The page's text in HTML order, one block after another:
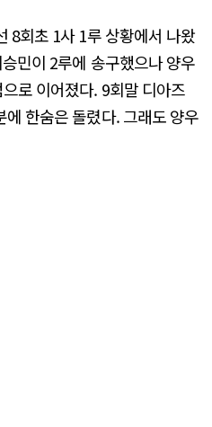
8회초 1사 1루 상황에서 나왔
민이 2루에 송구했으나 양우
로 이어졌다. 9회말 디아즈
한숨은 돌렸다. 그래도 양우